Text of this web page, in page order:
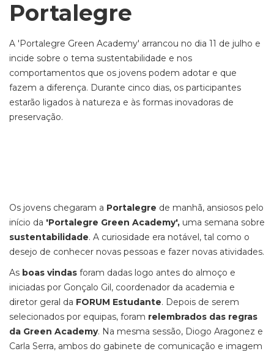
Portalegre
A 'Portalegre Green Academy' arrancou no dia 11 de julho e
incide sobre o tema sustentabilidade e nos
comportamentos que os jovens podem adotar e que
fazem a diferença. Durante cinco dias, os participantes
estarão ligados à natureza e às formas inovadoras de
preservação.
Os jovens chegaram a Portalegre de manhã, ansiosos pelo
início da 'Portalegre Green Academy', uma semana sobre
sustentabilidade. A curiosidade era notável, tal como o
desejo de conhecer novas pessoas e fazer novas atividades.
As boas vindas foram dadas logo antes do almoço e
iniciadas por Gonçalo Gil, coordenador da academia e
diretor geral da FORUM Estudante. Depois de serem
selecionados por equipas, foram relembrados das regras
da Green Academy. Na mesma sessão, Diogo Aragonez e
Carla Serra, ambos do gabinete de comunicação e imagem